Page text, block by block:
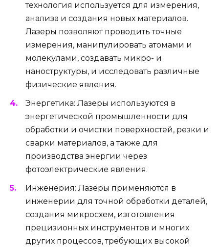
технология используется для измерения,
анализа и создания новых материалов.
Лазеры позволяют проводить точные
измерения, манипулировать атомами и
молекулами, создавать микро- и
наноструктуры, и исследовать различные
физические явления.
Энергетика: Лазеры используются в
энергетической промышленности для
обработки и очистки поверхностей, резки и
сварки материалов, а также для
производства энергии через
фотоэлектрические явления.
Инженерия: Лазеры применяются в
инженерии для точной обработки деталей,
создания микросхем, изготовления
прецизионных инструментов и многих
других процессов, требующих высокой